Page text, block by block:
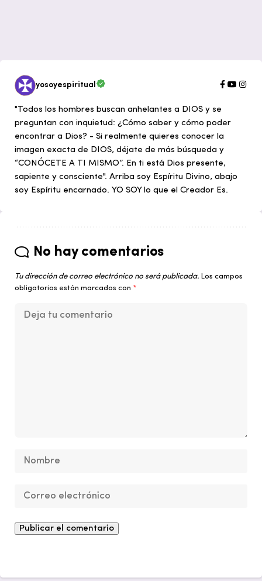
yosoyespiritual
"Todos los hombres buscan anhelantes a DIOS y se
preguntan con inquietud: ¿Cómo saber y cómo poder
encontrar a Dios? - Si realmente quieres conocer la
imagen exacta de DIOS, déjate de más búsqueda y
“CONÓCETE A TI MISMO”. En ti está Dios presente,
sapiente y consciente". Arriba soy Espíritu Divino, abajo
soy Espíritu encarnado. YO SOY lo que el Creador Es.
No hay comentarios
Tu dirección de correo electrónico no será publicada. Los campos
obligatorios están marcados con *